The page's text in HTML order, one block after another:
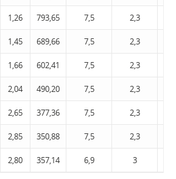
1,26 793,65 7,5 2,3
1,45 689,66 7,5 2,3
1,66 602,41 7,5 2,3
2,04 490,20 7,5 2,3
2,65 377,36 7,5 2,3
2,85 350,88 7,5 2,3
2,80 357,14 6,9 3